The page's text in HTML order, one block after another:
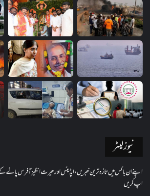
نیوز لیٹر
اپنے ان باکس میں تازہ ترین خبریں، اپڈیٹس اور حیرت انگیز آفرس پانے کے
اپ کریں